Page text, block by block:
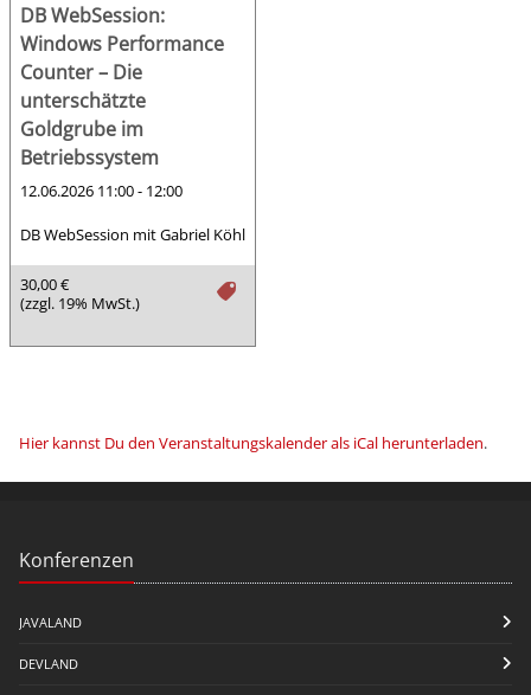
DB WebSession:
Windows Performance
Counter – Die
unterschätzte
Goldgrube im
Betriebssystem
12.06.2026 11:00 - 12:00
DB WebSession mit Gabriel Köhl
tag
30,00 €
(zzgl. 19% MwSt.)
Hier kannst Du den Veranstaltungskalender als iCal herunterladen.
Konferenzen
JAVALAND
DEVLAND